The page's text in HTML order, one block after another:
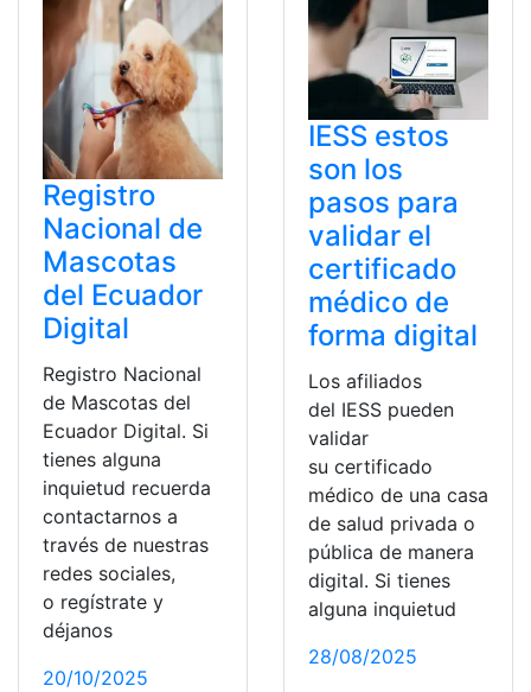
Registro
Nacional de
Mascotas
del Ecuador
Digital
Registro Nacional
de Mascotas del
Ecuador Digital. Si
tienes alguna
inquietud recuerda
contactarnos a
través de nuestras
redes sociales,
o regístrate y
déjanos
20/10/2025
IESS estos
son los
pasos para
validar el
certificado
médico de
forma digital
Los afiliados
del IESS pueden
validar
su certificado
médico de una casa
de salud privada o
pública de manera
digital. Si tienes
alguna inquietud
28/08/2025